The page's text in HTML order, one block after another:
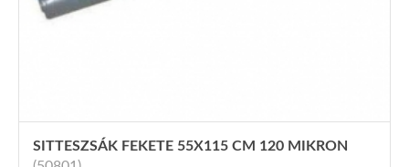
SITTESZSÁK FEKETE 55X115 CM 120 MIKRON